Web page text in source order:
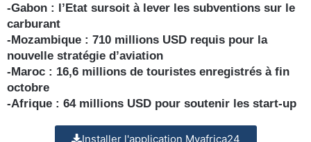
-Gabon : l’Etat sursoit à lever les subventions sur le
carburant
-Mozambique : 710 millions USD requis pour la
nouvelle stratégie d’aviation
-Maroc : 16,6 millions de touristes enregistrés à fin
octobre
-Afrique : 64 millions USD pour soutenir les start-up
Installer l'application Myafrica24